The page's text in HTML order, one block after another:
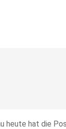
heute hat die